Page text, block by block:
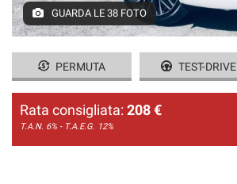
GUARDA LE 38 FOTO
PERMUTA TEST-DRIVE
Rata consigliata: 208 €
T.A.N. 6% - T.A.E.G. 12%